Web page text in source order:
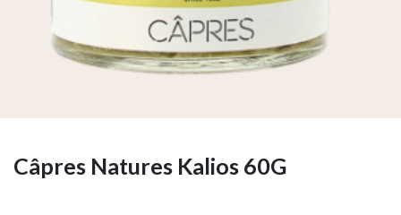
Câpres Natures Kalios 60G